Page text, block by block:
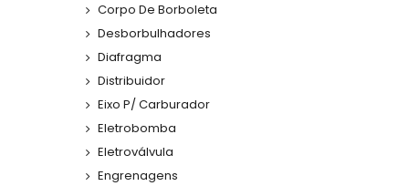
Corpo De Borboleta
Desborbulhadores
Diafragma
Distribuidor
Eixo P/ Carburador
Eletrobomba
Eletroválvula
Engrenagens